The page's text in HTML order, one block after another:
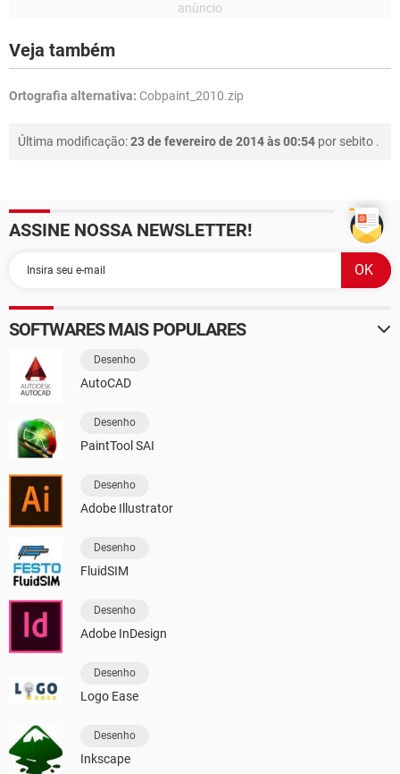
Veja também
Ortografia alternativa: Cobpaint_2010.zip
Última modificação:23 de fevereiro de 2014 às 00:54 por sebito .
ASSINE NOSSA NEWSLETTER!
SOFTWARES MAIS POPULARES
Desenho
AutoCAD
Desenho
PaintTool SAI
Desenho
Adobe Illustrator
Desenho
FluidSIM
Desenho
Adobe InDesign
Desenho
Logo Ease
Desenho
Inkscape